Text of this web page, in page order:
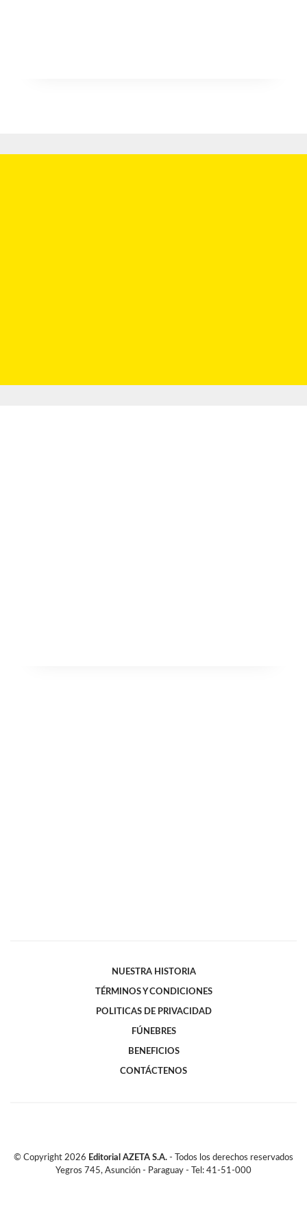
NUESTRA HISTORIA
TÉRMINOS Y CONDICIONES
POLITICAS DE PRIVACIDAD
FÚNEBRES
BENEFICIOS
CONTÁCTENOS
© Copyright 2026 Editorial AZETA S.A. - Todos los derechos reservados
Yegros 745, Asunción - Paraguay - Tel: 41-51-000